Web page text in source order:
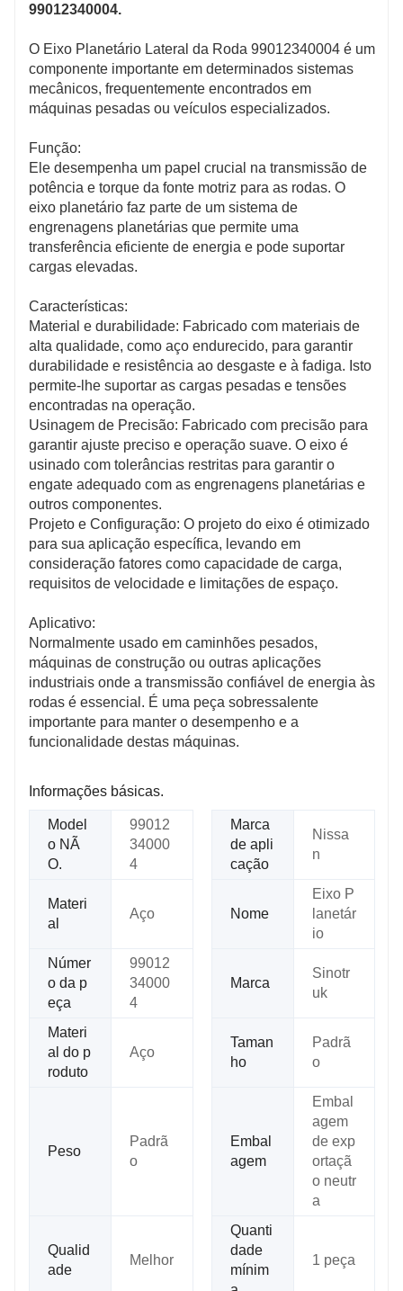
99012340004.
O Eixo Planetário Lateral da Roda 99012340004 é um
componente importante em determinados sistemas
mecânicos, frequentemente encontrados em
máquinas pesadas ou veículos especializados.
Função:
Ele desempenha um papel crucial na transmissão de
potência e torque da fonte motriz para as rodas. O
eixo planetário faz parte de um sistema de
engrenagens planetárias que permite uma
transferência eficiente de energia e pode suportar
cargas elevadas.
Características:
Material e durabilidade: Fabricado com materiais de
alta qualidade, como aço endurecido, para garantir
durabilidade e resistência ao desgaste e à fadiga. Isto
permite-lhe suportar as cargas pesadas e tensões
encontradas na operação.
Usinagem de Precisão: Fabricado com precisão para
garantir ajuste preciso e operação suave. O eixo é
usinado com tolerâncias restritas para garantir o
engate adequado com as engrenagens planetárias e
outros componentes.
Projeto e Configuração: O projeto do eixo é otimizado
para sua aplicação específica, levando em
consideração fatores como capacidade de carga,
requisitos de velocidade e limitações de espaço.
Aplicativo:
Normalmente usado em caminhões pesados,
máquinas de construção ou outras aplicações
industriais onde a transmissão confiável de energia às
rodas é essencial. É uma peça sobressalente
importante para manter o desempenho e a
funcionalidade destas máquinas.
Informações básicas.
Model
o NÃ
O.
99012
34000
4
Marca
de apli
cação
Nissa
n
Materi
al
Aço Nome
Eixo P
lanetár
io
Númer
o da p
eça
99012
34000
4
Marca
Sinotr
uk
Materi
al do p
roduto
Aço
Taman
ho
Padrã
o
Peso
Padrã
o
Embal
agem
Embal
agem
de exp
ortaçã
o neutr
a
Qualid
ade
Melhor
Quanti
dade
mínim
1 peça